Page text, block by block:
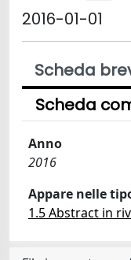
2016-01-01
Scheda
Scheda
Anno
2016
Appare nelle
1.5 Abstract in